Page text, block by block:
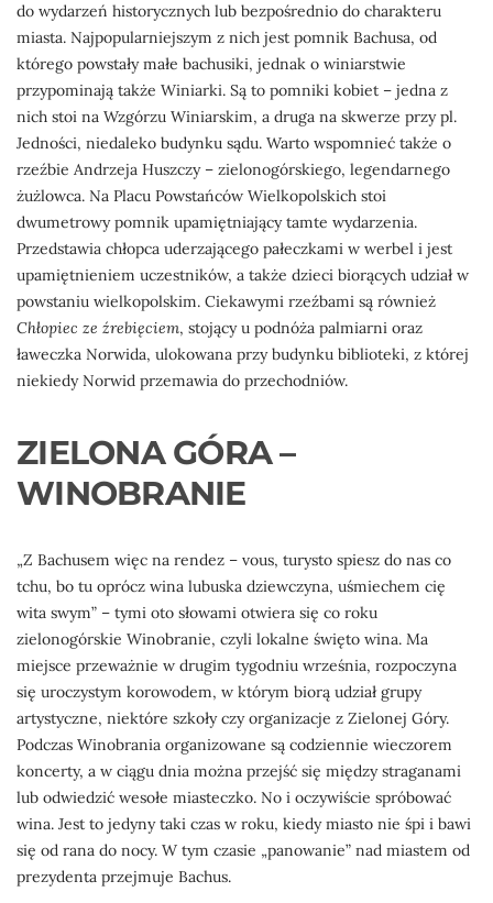
do wydarzeń historycznych lub bezpośrednio do charakteru
miasta. Najpopularniejszym z nich jest pomnik Bachusa, od
którego powstały małe bachusiki, jednak o winiarstwie
przypominają także Winiarki. Są to pomniki kobiet – jedna z
nich stoi na Wzgórzu Winiarskim, a druga na skwerze przy pl.
Jedności, niedaleko budynku sądu. Warto wspomnieć także o
rzeźbie Andrzeja Huszczy – zielonogórskiego, legendarnego
żużlowca. Na Placu Powstańców Wielkopolskich stoi
dwumetrowy pomnik upamiętniający tamte wydarzenia.
Przedstawia chłopca uderzającego pałeczkami w werbel i jest
upamiętnieniem uczestników, a także dzieci biorących udział w
powstaniu wielkopolskim. Ciekawymi rzeźbami są również
Chłopiec ze źrebięciem, stojący u podnóża palmiarni oraz
ławeczka Norwida, ulokowana przy budynku biblioteki, z której
niekiedy Norwid przemawia do przechodniów.
ZIELONA GÓRA –
WINOBRANIE
„Z Bachusem więc na rendez – vous, turysto spiesz do nas co
tchu, bo tu oprócz wina lubuska dziewczyna, uśmiechem cię
wita swym” – tymi oto słowami otwiera się co roku
zielonogórskie Winobranie, czyli lokalne święto wina. Ma
miejsce przeważnie w drugim tygodniu września, rozpoczyna
się uroczystym korowodem, w którym biorą udział grupy
artystyczne, niektóre szkoły czy organizacje z Zielonej Góry.
Podczas Winobrania organizowane są codziennie wieczorem
koncerty, a w ciągu dnia można przejść się między straganami
lub odwiedzić wesołe miasteczko. No i oczywiście spróbować
wina. Jest to jedyny taki czas w roku, kiedy miasto nie śpi i bawi
się od rana do nocy. W tym czasie „panowanie” nad miastem od
prezydenta przejmuje Bachus.